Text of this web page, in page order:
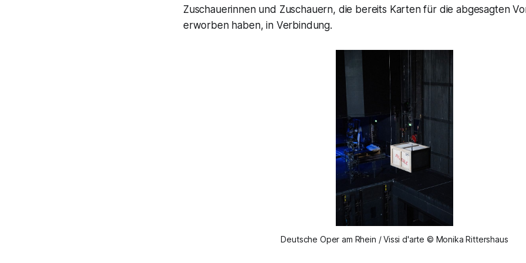
Zuschauerinnen und Zuschauern, die bereits Karten für die abgesagten
erworben haben, in Verbindung.
Deutsche Oper am Rhein / Vissi d'arte © Monika Rittershaus